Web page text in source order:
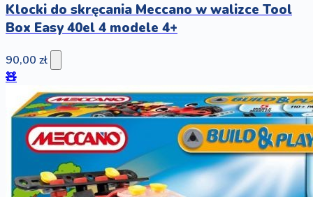
Klocki do skręcania Meccano w walizce Tool
Box Easy 40el 4 modele 4+
90,00 zł
🧸